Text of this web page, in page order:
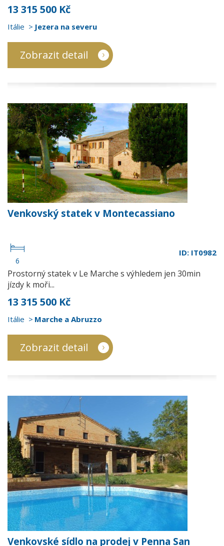
13 315 500 Kč
Itálie Jezera na severu
Zobrazit detail
Venkovský statek v Montecassiano
6
ID: IT0982
Prostorný statek v Le Marche s výhledem jen 30min
jízdy k moři...
13 315 500 Kč
Itálie Marche a Abruzzo
Zobrazit detail
Venkovské sídlo na prodej v Penna San